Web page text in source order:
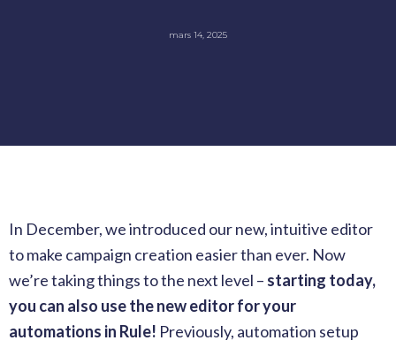
mars 14, 2025
In December, we introduced our new, intuitive editor
to make campaign creation easier than ever. Now
we’re taking things to the next level – starting today,
you can also use the new editor for your
automations in Rule! Previously, automation setup